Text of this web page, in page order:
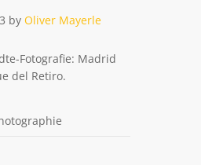
byOliver Mayerle
Fotografie: Madrid
del Retiro.